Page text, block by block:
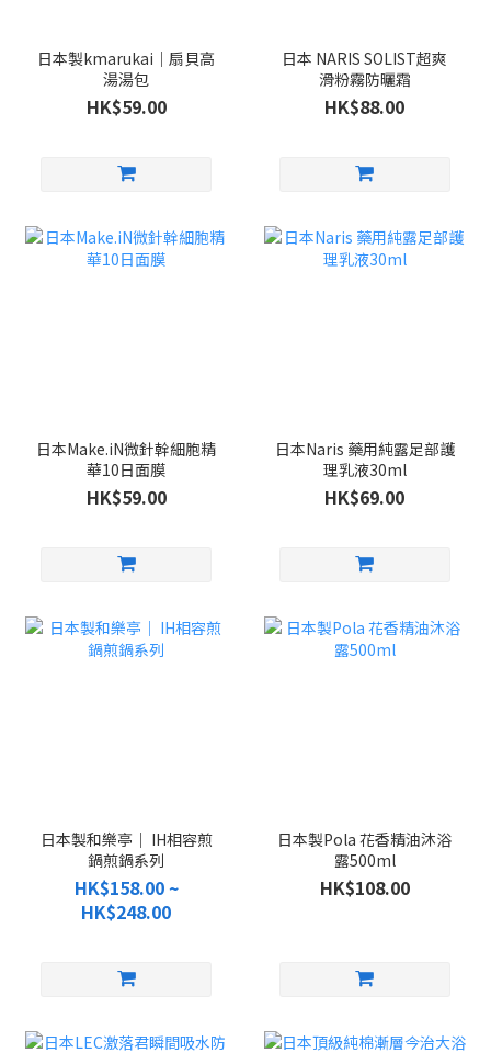
日本製kmarukai｜扇貝高
湯湯包
HK$59.00
日本 NARIS SOLIST超爽
滑粉霧防曬霜
HK$88.00
日本Make.iN微針幹細胞精
華10日面膜
HK$59.00
日本Naris 藥用純露足部護
理乳液30ml
HK$69.00
日本製和樂亭｜ IH相容煎
鍋煎鍋系列
HK$158.00 ~
HK$248.00
日本製Pola 花香精油沐浴
露500ml
HK$108.00